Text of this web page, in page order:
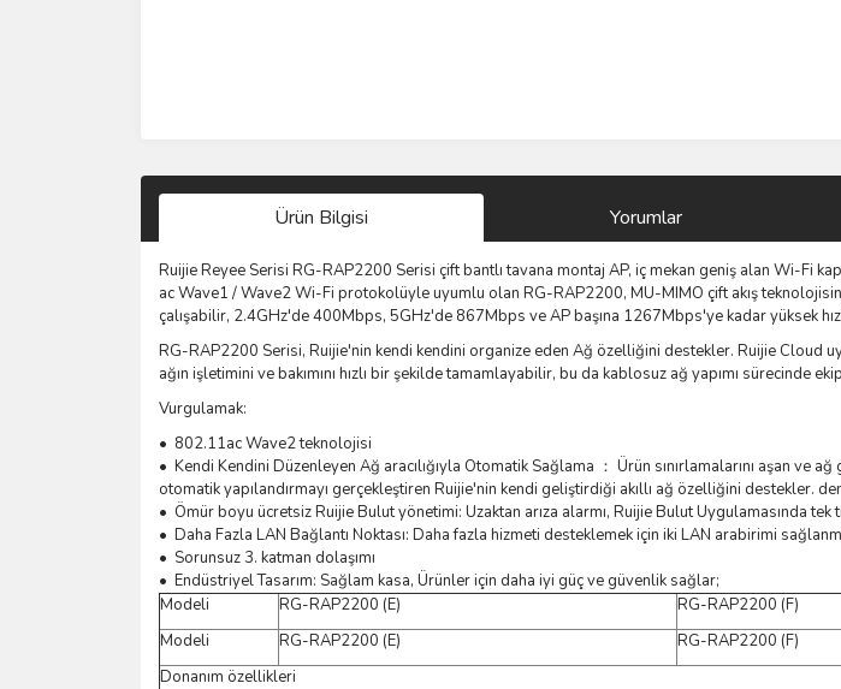
Ürün Bilgisi Yorumlar
Ruijie Reyee Serisi RG-RAP2200 Serisi çift bantlı tavana montaj AP, iç mekan geniş alan Wi-Fi
ac Wave1 / Wave2 Wi-Fi protokolüyle uyumlu olan RG-RAP2200, MU-MIMO çift akış
çalışabilir, 2.4GHz'de 400Mbps, 5GHz'de 867Mbps ve AP başına 1267Mbps'ye kadar yüksek
RG-RAP2200 Serisi, Ruijie'nin kendi kendini organize eden Ağ özelliğini destekler. Ruijie Cloud
ağın işletimini ve bakımını hızlı bir şekilde tamamlayabilir, bu da kablosuz ağ yapımı sürecinde
Vurgulamak:
• 802.11ac Wave2 teknolojisi
• Kendi Kendini Düzenleyen Ağ aracılığıyla Otomatik Sağlama ： Ürün sınırlamalarını aşan
otomatik yapılandırmayı gerçekleştiren Ruijie'nin kendi geliştirdiği akıllı ağ özelliğini destekler.
• Ömür boyu ücretsiz Ruijie Bulut yönetimi: Uzaktan arıza alarmı, Ruijie Bulut Uygulamasında tek
• Daha Fazla LAN Bağlantı Noktası: Daha fazla hizmeti desteklemek için iki LAN arabirimi
• Sorunsuz 3. katman dolaşımı
• Endüstriyel Tasarım: Sağlam kasa, Ürünler için daha iyi güç ve güvenlik sağlar;
Modeli
RG-RAP2200 (E)
RG-RAP2200 (F)
Modeli
RG-RAP2200 (E)
RG-RAP2200 (F)
Donanım özellikleri